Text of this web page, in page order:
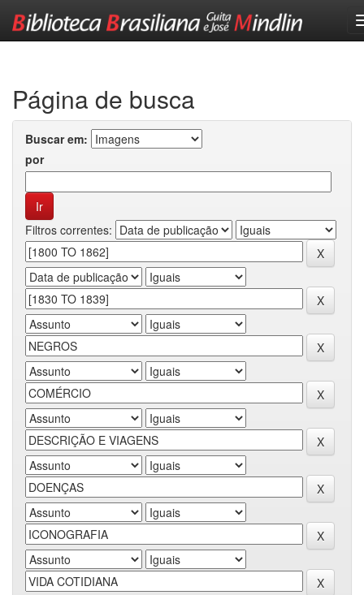
Página de busca
Buscar em:
por
Filtros correntes: